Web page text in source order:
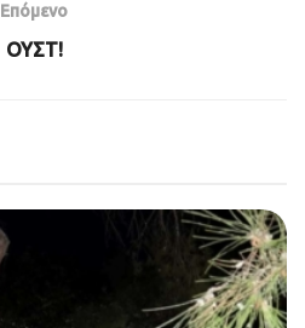
Επόμενο
ΟΥΣΤ!